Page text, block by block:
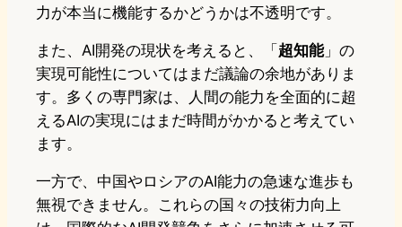
力が本当に機能するかどうかは不透明です。
また、AI開発の現状を考えると、「 超知能」の
実現可能性についてはまだ議論の余地がありま
す。多くの専門家は、人間の能力を全面的に超
えるAIの実現にはまだ時間がかかると考えてい
ます。
一方で、中国やロシアのAI能力の急速な進歩も
無視できません。これらの国々の技術力向上